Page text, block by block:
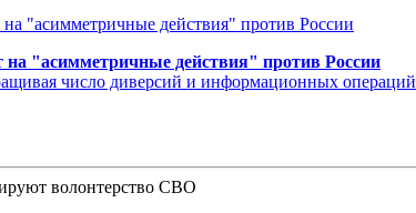
"асимметричные действия" против России
число диверсий и информационных операций